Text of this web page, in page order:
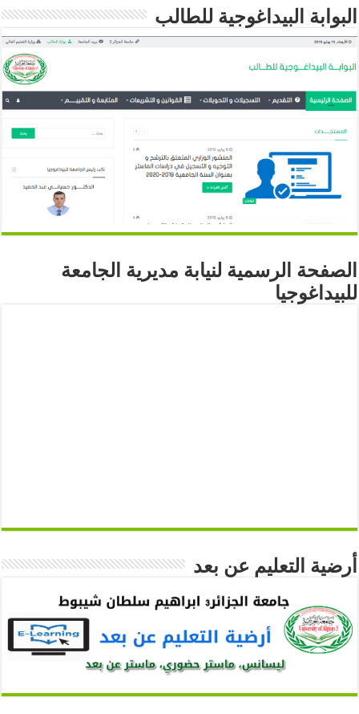
البوابة البيداغوجية للطالب
الصفحة الرسمية لنيابة مديرية الجامعة
للبيداغوجيا
أرضية التعليم عن بعد